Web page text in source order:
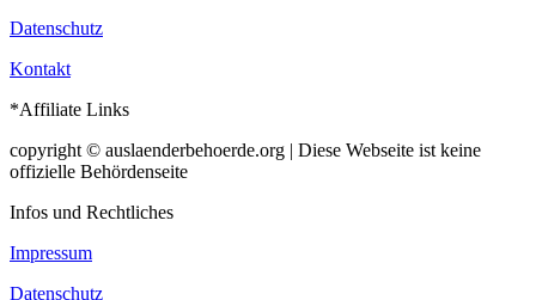
Datenschutz
Kontakt
*Affiliate Links
copyright © auslaenderbehoerde.org | Diese Webseite ist keine
offizielle Behördenseite
Infos und Rechtliches
Impressum
Datenschutz